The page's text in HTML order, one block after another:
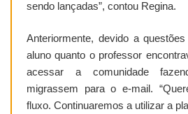
sendo lançadas”, contou Regina.
Anteriormente, devido a
aluno quanto o professor
acessar a comunidade
migrassem para o e-mail.
fluxo. Continuaremos a utilizar a